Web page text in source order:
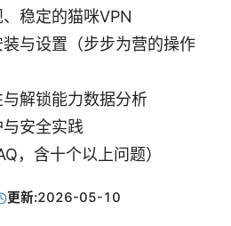
稳定的猫咪VPN
与设置（步步为营的操作
解锁能力数据分析
安全实践
，含十个以上问题）
更新:2026-05-10